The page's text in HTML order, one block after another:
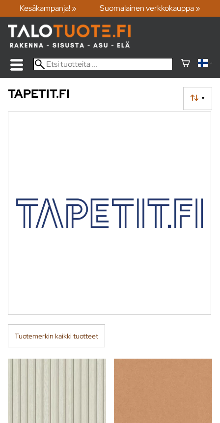
Kesäkampanja! » Suomalainen verkkokauppa »
▼
TAPETIT.FI
Tuotemerkin kaikki tuotteet